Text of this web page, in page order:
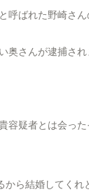
呼ばれた野崎さん
奥さんが逮捕され
容疑者とは会っ
ら結婚してくれ